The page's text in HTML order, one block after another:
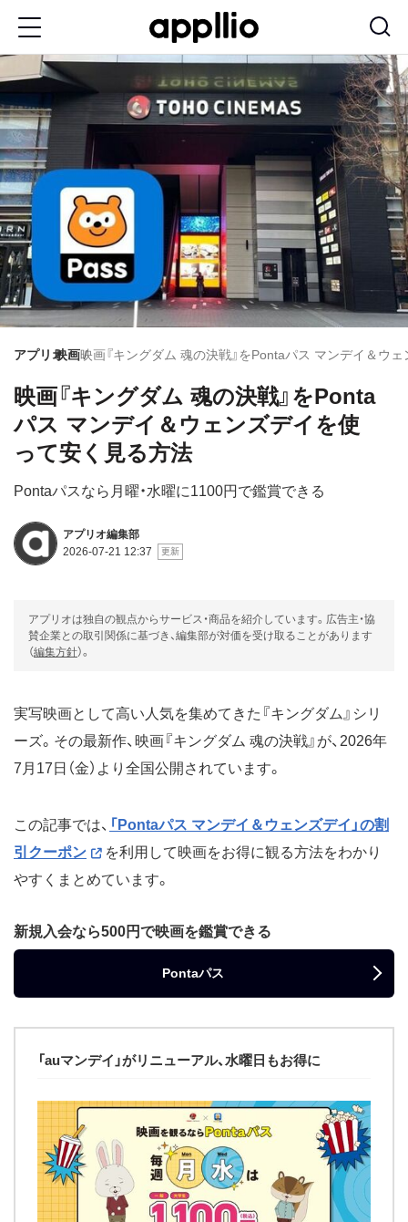
ン
コ
ン
テ
ン
ツ
に
移
動
アプリオ映画映画『キングダム 魂の決戦』をPontaパス マンデイ＆ウ
映画『キングダム 魂の決戦』をPonta
パス マンデイ＆ウェンズデイを使
って安く見る方法
Pontaパスなら月曜・水曜に1100円で鑑賞できる
アプリオ編集部
2026-07-21 12:37
アプリオは独自の観点からサービス・商品を紹介しています。広告主・協
賛企業との取引関係に基づき、編集部が対価を受け取ることがあります
（編集方針）。
実写映画として高い人気を集めてきた『キングダム』シリ
ーズ。その最新作、映画『キングダム 魂の決戦』が、2026年
7月17日（金）より全国公開されています。
この記事では、 「Pontaパス マンデイ＆ウェンズデイ」の割
引クーポン
を利用して映画をお得に観る方法をわかり
やすくまとめています。
新規入会なら500円で映画を鑑賞できる
Pontaパス
「auマンデイ」がリニューアル、水曜日もお得に